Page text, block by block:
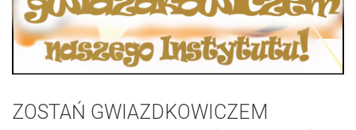
ZOSTAŃ GWIAZDKOWICZEM